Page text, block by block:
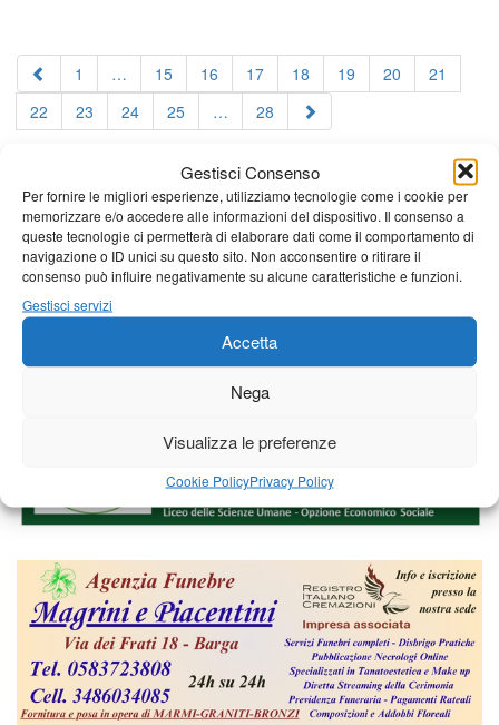
Gestisci Consenso
Per fornire le migliori esperienze, utilizziamo tecnologie come i cookie per
memorizzare e/o accedere alle informazioni del dispositivo. Il consenso a
queste tecnologie ci permetterà di elaborare dati come il comportamento di
navigazione o ID unici su questo sito. Non acconsentire o ritirare il
consenso può influire negativamente su alcune caratteristiche e funzioni.
Gestisci servizi
Accetta
Nega
Visualizza le preferenze
Cookie PolicyPrivacy Policy
1 … 15 16 17 18 19 20
21
22
23 24 25 … 28